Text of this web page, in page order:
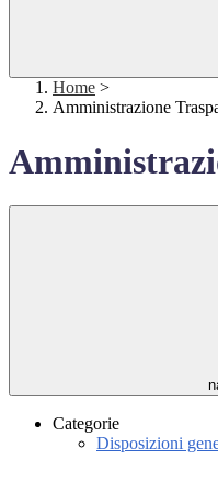
Home >
Amministrazione
Categorie
Disposizioni